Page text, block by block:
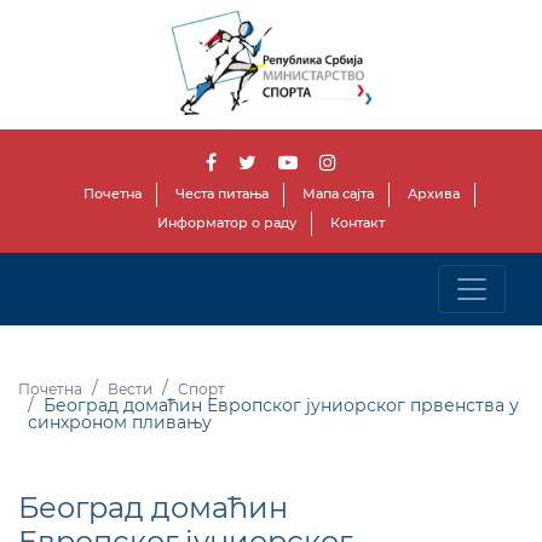
Почетна Честа питања Мапа сајта
Архива
Информатор о раду
Контакт
Почетна Вести Спорт
Београд домаћин Европског јуниорског првенства у
синхроном пливању
Београд домаћин